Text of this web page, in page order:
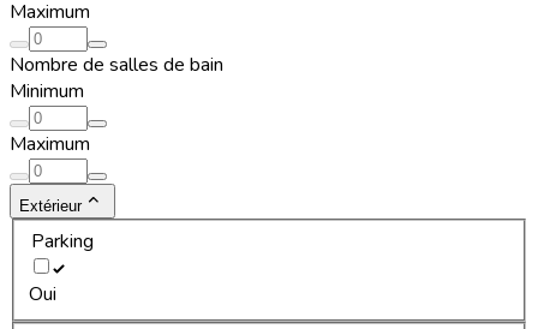
Maximum
Nombre de salles de bain
Minimum
Maximum
Extérieur
Parking
Oui